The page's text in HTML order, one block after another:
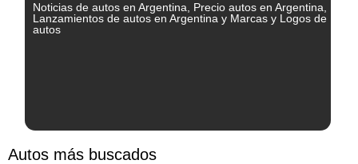
Noticias de autos en Argentina, Precio autos en Argentina,
Lanzamientos de autos en Argentina y Marcas y Logos de
autos
Autos más buscados